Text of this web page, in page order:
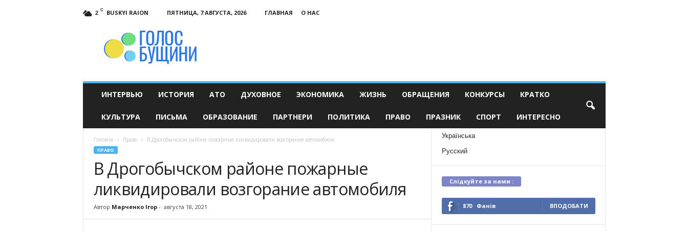
2 C BUSKYI RAION ПЯТНИЦА, 7 АВГУСТА, 2026 ГЛАВНАЯ
О НАС
ИНТЕРВЬЮ ИСТОРИЯ АТО ДУХОВНОЕ ЭКОНОМИКА ЖИЗНЬ ОБРАЩЕНИЯ КОНКУРСЫ КРАТКО
КУЛЬТУРА ПИСЬМА ОБРАЗОВАНИЕ ПАРТНЕРИ ПОЛИТИКА ПРАВО ПРАЗНИК СПОРТ ИНТЕРЕСНО
Головна Право В Дрогобычском районе пожарные ликвидировали возгорание автомобиля
ПРАВО
В Дрогобычском районе пожарные
ликвидировали возгорание автомобиля
Автор Марченко Ігор- августа 18, 2021
Українська
Русский
Слідкуйте за нами :
870 Фанів ВПОДОБАТИ